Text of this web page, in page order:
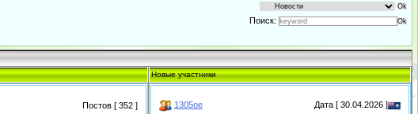
Поиск:
Новые участники
Постов [ 352 ]
1305oe
Дата [ 30.04.2026 ]